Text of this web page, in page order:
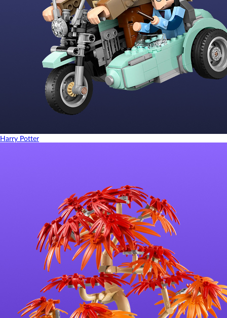
Harry Potter